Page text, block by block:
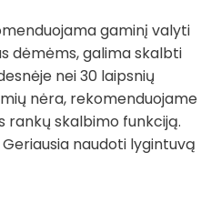
gaminį valyti
dėmėms, galima skalbti
nei 30 laipsnių
nėra, rekomenduojame
rankų skalbimo funkciją.
naudoti lygintuvą